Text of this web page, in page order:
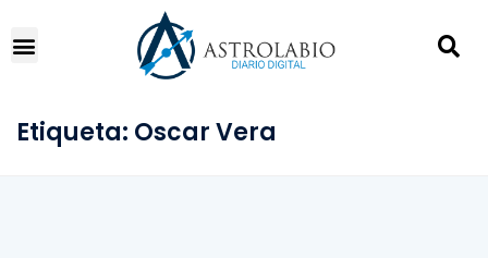
Etiqueta: Oscar Vera